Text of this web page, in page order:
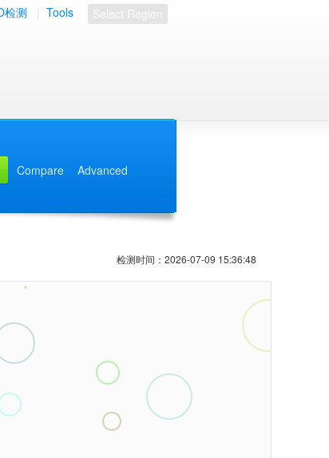
检测 Tools Select Region
Compare
Advanced
检测时间：2026-07-09 15:36:48